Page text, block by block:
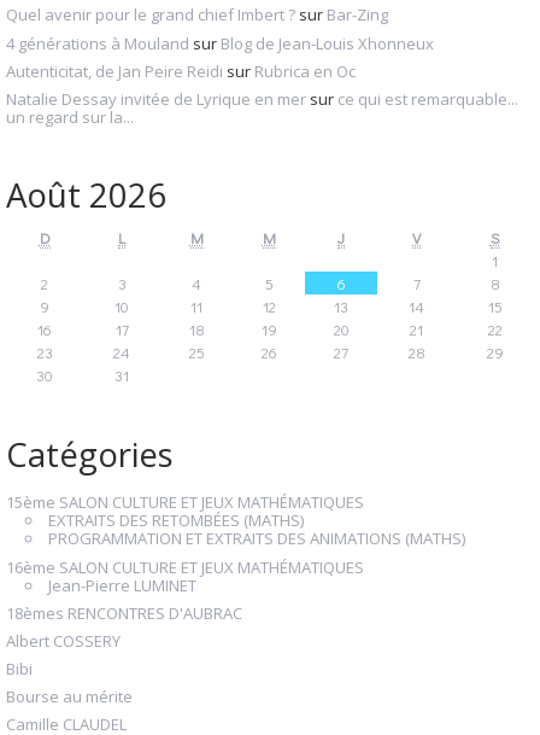
Quel avenir pour le grand chief Imbert ? sur Bar-Zing
4 générations à Mouland sur Blog de Jean-Louis Xhonneux
Autenticitat, de Jan Peire Reidi sur Rubrica en Oc
Natalie Dessay invitée de Lyrique en mer sur ce qui est remarquable...
un regard sur la...
Août 2026
D L M M J V
S
1
2
3 4 5 6 7
8
9
10 11 12 13 14
15
16
17 18 19 20 21
22
23
24 25 26 27 28
29
30
31
Catégories
15ème SALON CULTURE ET JEUX MATHÉMATIQUES
EXTRAITS DES RETOMBÉES (MATHS)
PROGRAMMATION ET EXTRAITS DES ANIMATIONS (MATHS)
16ème SALON CULTURE ET JEUX MATHÉMATIQUES
Jean-Pierre LUMINET
18èmes RENCONTRES D'AUBRAC
Albert COSSERY
Bibi
Bourse au mérite
Camille CLAUDEL